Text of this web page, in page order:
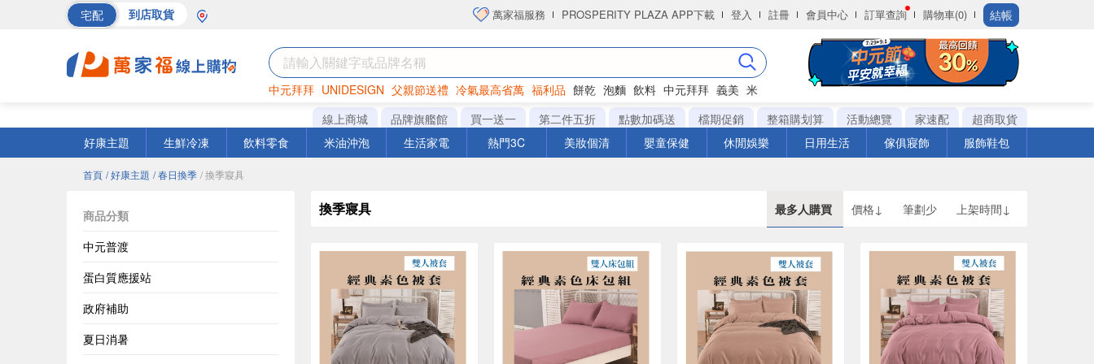
宅配 到店取貨 萬家福服務 PROSPERITY PLAZA APP下載 登入 註冊 會員中心 訂單查詢 購物車(0) 結帳
中元拜拜 UNIDESIGN 父親節送禮 冷氣最高省萬 福利品 餅乾 泡麵 飲料 中元拜拜 義美 米
巧克力 罐頭 衛生紙
線上商城 品牌旗艦館 買一送一 第二件五折 點數加碼送 檔期促銷 整箱購划算 活動總覽 家速配
超商取貨
好康主題
生鮮冷凍 飲料零食 米油沖泡 生活家電 熱門3C 美妝個清 嬰童保健 休閒娛樂 日用生活 傢俱寢飾 服飾鞋包
首頁 / 好康主題 / 春日換季 / 換季寢具
商品分類
中元普渡
蛋白質應援站
政府補助
夏日消暑
換季寢具 最多人購買 價格↓ 筆劃少 上架時間↓